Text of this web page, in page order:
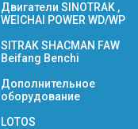
Двигатели SINOTRAK ,
WEICHAI POWER WD/WP
SITRAK SHACMAN FAW
Beifang Benchi
Дополнительное
оборудование
LOTOS